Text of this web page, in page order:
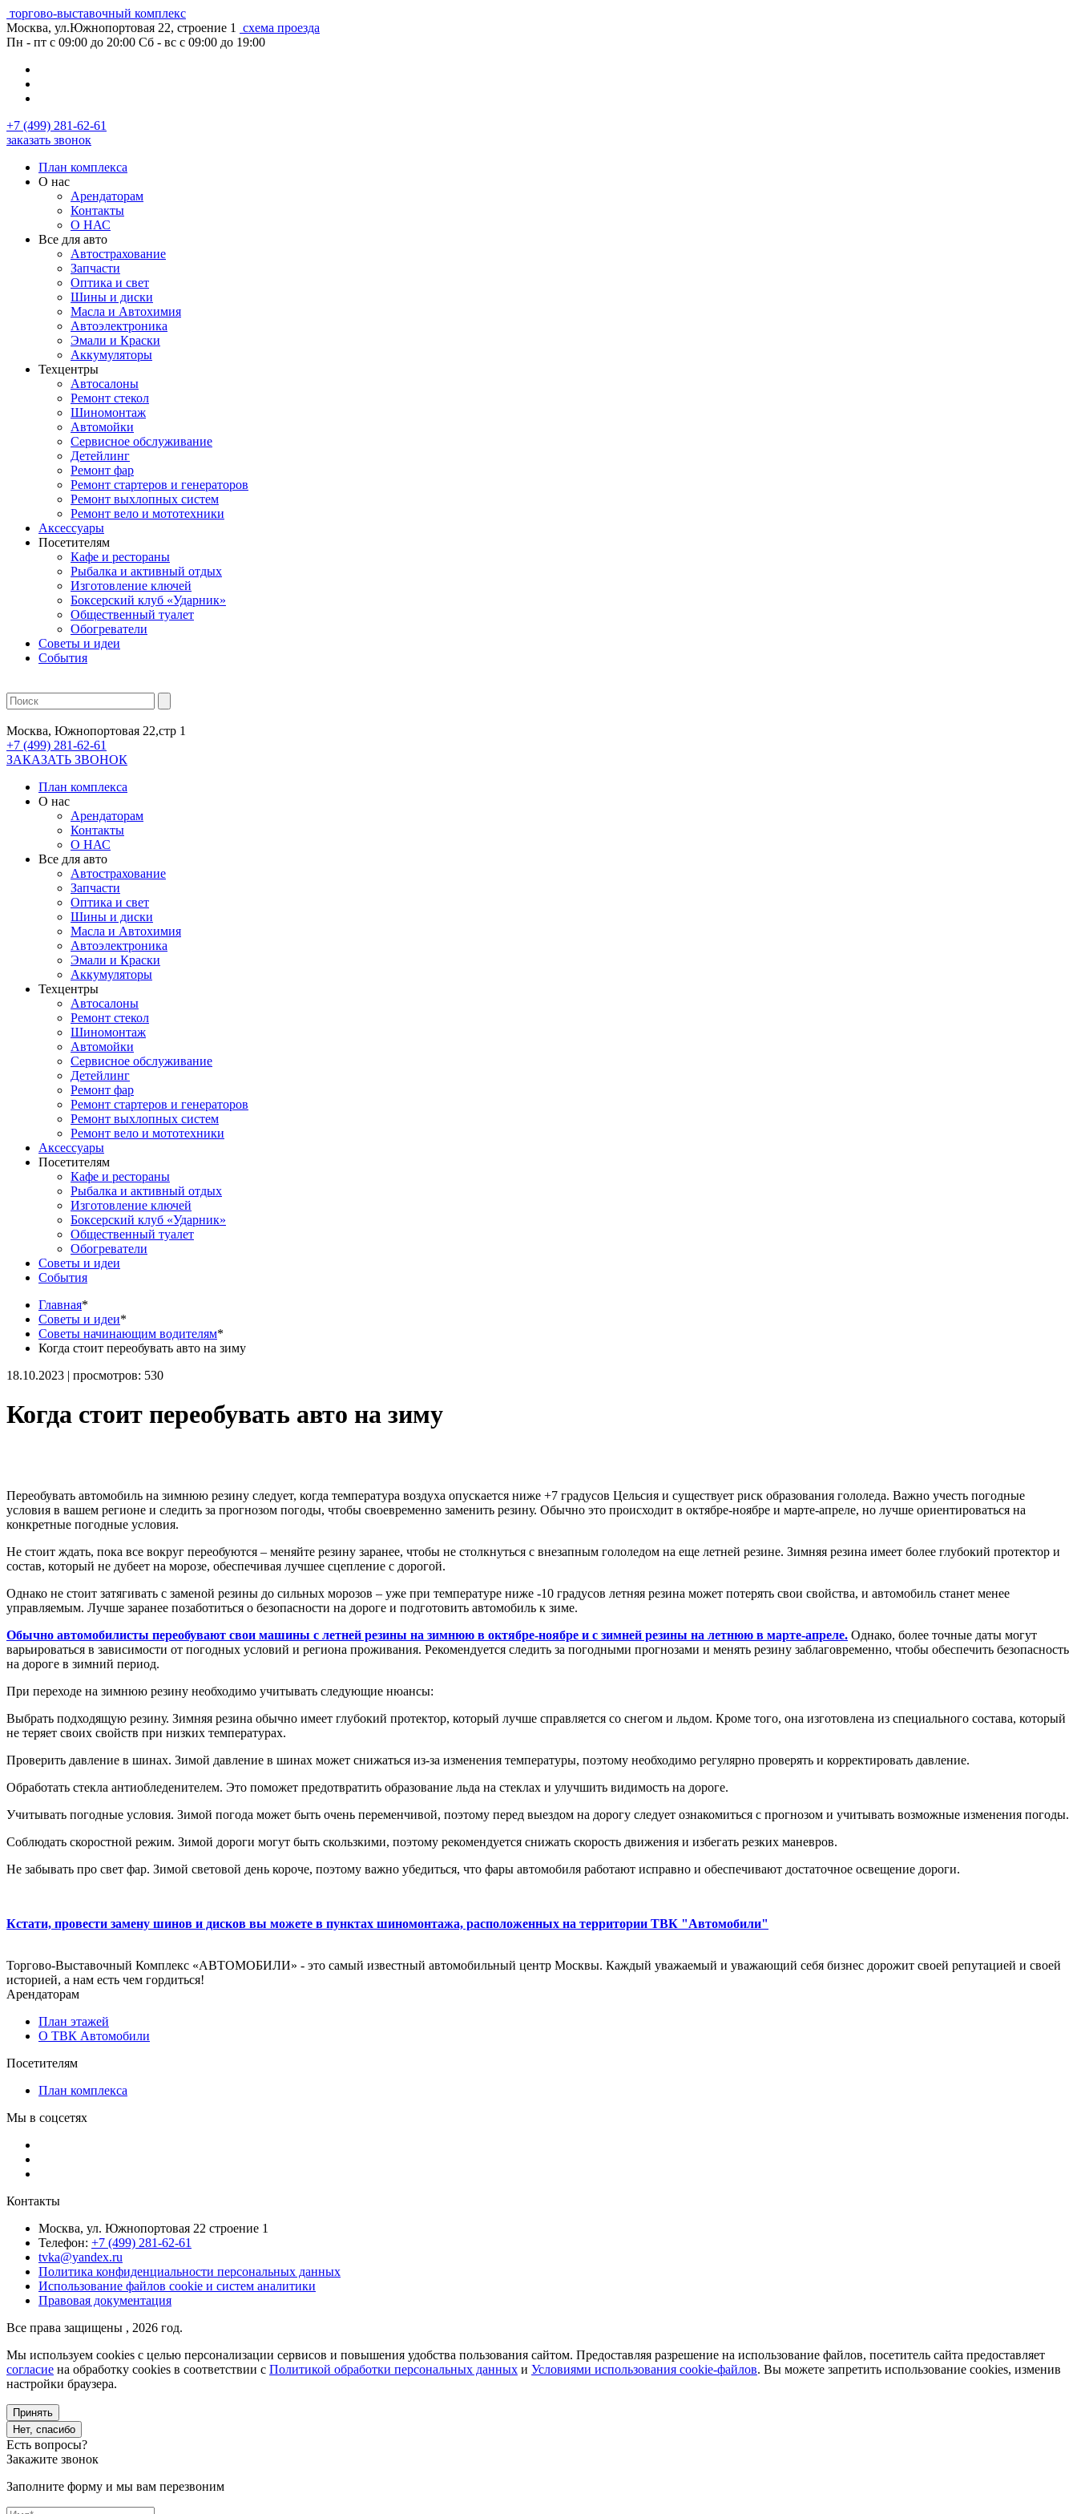
торгово-выставочный комплекс
Москва, ул.Южнопортовая 22, строение 1
схема проезда
Пн - пт с 09:00 до 20:00 Сб - вс с 09:00 до 19:00
+7 (499) 281-62-61
заказать звонок
План комплекса
О нас
Арендаторам
Контакты
О НАС
Все для авто
Автострахование
Запчасти
Оптика и свет
Шины и диски
Масла и Автохимия
Автоэлектроника
Эмали и Краски
Аккумуляторы
Техцентры
Автосалоны
Ремонт стекол
Шиномонтаж
Автомойки
Сервисное обслуживание
Детейлинг
Ремонт фар
Ремонт стартеров и генераторов
Ремонт выхлопных систем
Ремонт вело и мототехники
Аксессуары
Посетителям
Кафе и рестораны
Рыбалка и активный отдых
Изготовление ключей
Боксерский клуб «Ударник»
Общественный туалет
Обогреватели
Советы и идеи
События
Москва, Южнопортовая 22,стр 1
+7 (499) 281-62-61
ЗАКАЗАТЬ ЗВОНОК
План комплекса
О нас
Арендаторам
Контакты
О НАС
Все для авто
Автострахование
Запчасти
Оптика и свет
Шины и диски
Масла и Автохимия
Автоэлектроника
Эмали и Краски
Аккумуляторы
Техцентры
Автосалоны
Ремонт стекол
Шиномонтаж
Автомойки
Сервисное обслуживание
Детейлинг
Ремонт фар
Ремонт стартеров и генераторов
Ремонт выхлопных систем
Ремонт вело и мототехники
Аксессуары
Посетителям
Кафе и рестораны
Рыбалка и активный отдых
Изготовление ключей
Боксерский клуб «Ударник»
Общественный туалет
Обогреватели
Советы и идеи
События
Главная*
Советы и идеи*
Советы начинающим водителям*
Когда стоит переобувать авто на зиму
18.10.2023 | просмотров: 530
Когда стоит переобувать авто на зиму
Переобувать автомобиль на зимнюю резину следует, когда температура воздуха опускается ниже +7 градусов Цельсия и существует риск образования гололеда. Важно учесть погодные
условия в вашем регионе и следить за прогнозом погоды, чтобы своевременно заменить резину. Обычно это происходит в октябре-ноябре и марте-апреле, но лучше ориентироваться на
конкретные погодные условия.
Не стоит ждать, пока все вокруг переобуются – меняйте резину заранее, чтобы не столкнуться с внезапным гололедом на еще летней резине. Зимняя резина имеет более глубокий протектор и
состав, который не дубеет на морозе, обеспечивая лучшее сцепление с дорогой.
Однако не стоит затягивать с заменой резины до сильных морозов – уже при температуре ниже -10 градусов летняя резина может потерять свои свойства, и автомобиль станет менее
управляемым. Лучше заранее позаботиться о безопасности на дороге и подготовить автомобиль к зиме.
Обычно автомобилисты переобувают свои машины с летней резины на зимнюю в октябре-ноябре и с зимней резины на летнюю в марте-апреле. Однако, более точные даты могут
варьироваться в зависимости от погодных условий и региона проживания. Рекомендуется следить за погодными прогнозами и менять резину заблаговременно, чтобы обеспечить безопасность
на дороге в зимний период.
При переходе на зимнюю резину необходимо учитывать следующие нюансы:
Выбрать подходящую резину. Зимняя резина обычно имеет глубокий протектор, который лучше справляется со снегом и льдом. Кроме того, она изготовлена из специального состава, который
не теряет своих свойств при низких температурах.
Проверить давление в шинах. Зимой давление в шинах может снижаться из-за изменения температуры, поэтому необходимо регулярно проверять и корректировать давление.
Обработать стекла антиобледенителем. Это поможет предотвратить образование льда на стеклах и улучшить видимость на дороге.
Учитывать погодные условия. Зимой погода может быть очень переменчивой, поэтому перед выездом на дорогу следует ознакомиться с прогнозом и учитывать возможные изменения погоды.
Соблюдать скоростной режим. Зимой дороги могут быть скользкими, поэтому рекомендуется снижать скорость движения и избегать резких маневров.
Не забывать про свет фар. Зимой световой день короче, поэтому важно убедиться, что фары автомобиля работают исправно и обеспечивают достаточное освещение дороги.
Кстати, провести замену шинов и дисков вы можете в пунктах шиномонтажа, расположенных на территории ТВК "Автомобили"
Торгово-Выставочный Комплекс «АВТОМОБИЛИ» - это самый известный автомобильный центр Москвы. Каждый уважаемый и уважающий себя бизнес дорожит своей репутацией и своей
историей, а нам есть чем гордиться!
Арендаторам
План этажей
О ТВК Автомобили
Посетителям
План комплекса
Мы в соцсетях
Контакты
Москва, ул. Южнопортовая 22 строение 1
Телефон: +7 (499) 281-62-61
tvka@yandex.ru
Политика конфиденциальности персональных данных
Использование файлов cookie и систем аналитики
Правовая документация
Все права защищены , 2026 год.
Мы используем cookies с целью персонализации сервисов и повышения удобства пользования сайтом. Предоставляя разрешение на использование файлов, посетитель сайта предоставляет
согласие на обработку cookies в соответствии с Политикой обработки персональных данных и Условиями использования cookie-файлов. Вы можете запретить использование cookies, изменив
настройки браузера.
Принять
Нет, спасибо
Есть вопросы?
Закажите звонок
Заполните форму и мы вам перезвоним